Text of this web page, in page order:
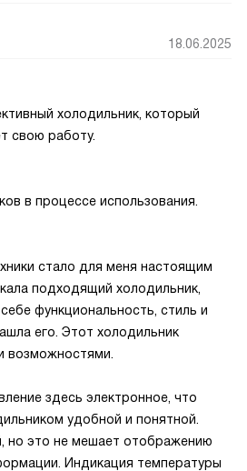
18.06.2025
холодильник, который
свою работу.
в процессе использования.
стало для меня настоящим
подходящий холодильник,
функциональность, стиль и
его. Этот холодильник
возможностями.
здесь электронное, что
удобной и понятной.
но это не мешает отображению
Индикация температуры